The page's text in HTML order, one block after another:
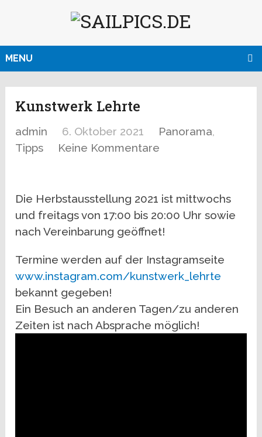
MENU
Kunstwerk Lehrte
admin 6. Oktober 2021 Panorama,
Tipps
Keine Kommentare
Die Herbstausstellung 2021 ist mittwochs
und freitags von 17:00 bis 20:00 Uhr sowie
nach Vereinbarung geöffnet!
Termine werden auf der Instagramseite
www.instagram.com/kunstwerk_lehrte
bekannt gegeben!
Ein Besuch an anderen Tagen/zu anderen
Zeiten ist nach Absprache möglich!